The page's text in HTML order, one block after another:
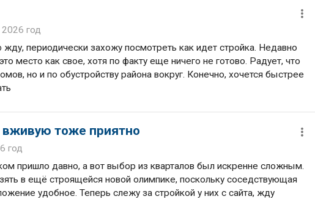
год
жду, периодически захожу посмотреть как идет стройка. Недавно
место как свое, хотя по факту еще ничего не готово. Радует, что
но и по обустройству района вокруг. Конечно, хочется быстрее
тоже приятно
год
пришло давно, а вот выбор из кварталов был искренне сложным.
в ещё строящейся новой олимпике, поскольку соседствующая
удобное. Теперь слежу за стройкой у них с сайта, жду